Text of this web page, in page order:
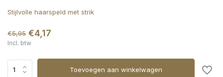
Stijlvolle haarspeld met strik
€5,95 €4,17
Incl. btw
Toevoegen aan winkelwagen